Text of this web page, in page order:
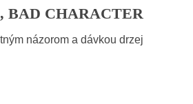
BAD CHARACTER
názorom a dávkou drzej